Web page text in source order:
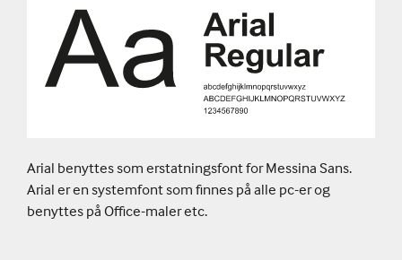
Arial benyttes som erstatningsfont for Messina Sans.
Arial er en systemfont som finnes på alle pc-er og
benyttes på Office-maler etc.